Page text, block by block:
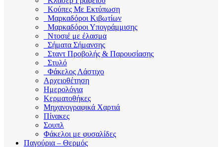
Κούπες Με Εκτύπωση
Μαρκαδόροι Κιβωτίων
Μαρκαδόροι Υπογράμμισης
Ντοσιέ με έλασμα
Σήματα Σήμανσης
Σταντ Προβολής & Παρουσίασης
Στυλό
Φάκελος Λάστιχο
Αρχειοθέτηση
Ημερολόγια
Κερματοθήκες
Μηχανογραφικά Χαρτιά
Πίνακες
Σουπλ
Φάκελοι με φυσαλίδες
Παγούρια – Θερμός